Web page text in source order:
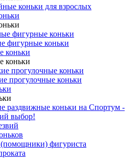
коньки для взрослых
фигурные коньки
фигурные коньки
коньки
коньки
прогулочные коньки
прогулочные коньки
раздвижные коньки на Спортум -
выбор!
фигуриста